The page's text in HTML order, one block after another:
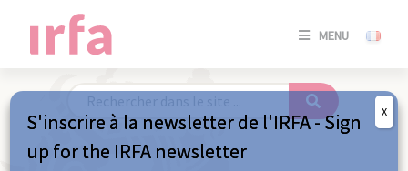
MENU
SE
S'inscrire à la newsletter de l'IRFA - Sign
up for the IRFA newsletter
X